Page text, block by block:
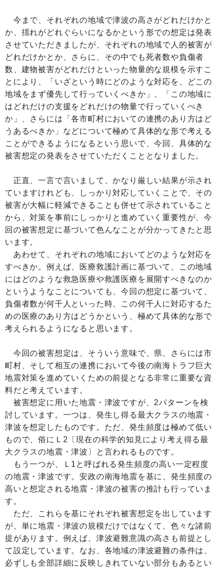
今まで、それぞれの地域で津波の高さがどれだけかと
か、揺れがどれぐらいになるかという形での想定は発表
させていただきましたが、それぞれの地域で人的被害が
どれだけかとか、さらに、その中でも死者数や負傷者
数、建物被害がどれだけといった物量的な規模を示すこ
とにより、「いざという時にどのような対応を、どこの
地域をまず優先して行っていくべきか」、「この地域に
はどれだけの支援をどれだけの物量で行っていくべき
か」、さらには「各市町村においての連携のあり方はど
うあるべきか」などについて極めて具体的な形で考える
ことができるようになるという思いで、今回、具体的な
被害想定の発表をさせていただくこととなりました。
正直、一言で言いまして、かなり厳しい結果が示され
ていますけれども、しっかり対応していくことで、その
被害が大幅に軽減できることも併せて示されていること
から、対策を事前にしっかりと進めていく重要性が、今
回の被害想定に基づいて色んなことが分かってきたと思
います。
あわせて、それぞれの地域においてどのような対応を
すべきか。例えば、医療救護計画に基づいて、この地域
にはどのような救急医療や救護医療を展開すべきなのか
というようなことについても、今回の想定に基づいて、
負傷者数が何千人といった時、この何千人に対応するた
めの医療のあり方はどうかという、極めて具体的な形で
考えられるようになると思います。
今回の被害想定は、そういう意味で、県、さらには市
町村、そして相互の連携において今後の南海トラフ巨大
地震対策を進めていくための前提となる非常に重要な資
料だと考えています。
被害想定に用いた地震・津波ですが、2パターンを検
討しています。一つは、発生し得る最大クラスの地震・
津波を想定したものです。ただ、発生頻度は極めて低い
もので、俗にＬ2〔現在の科学的知見により考え得る最
大クラスの地震・津波〕と言われるものです。
もう一つが、Ｌ1と呼ばれる発生頻度の高い一定程度
の地震・津波です。安政の南海地震を基に、発生頻度の
高いと想定される地震・津波の被害の推計も行っていま
す。
ただ、これらを基にそれぞれ被害想定を出しています
が、単に地震・津波の規模だけではなくて、色々な諸前
提があります。例えば、津波避難意識の高さも前提とし
て設定しています。なお、各地域の津波避難の条件は、
必ずしも全部詳細に反映しきれていない部分もあるとい